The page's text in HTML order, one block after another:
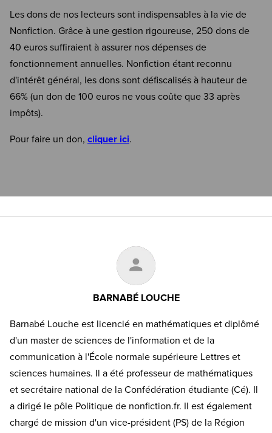
Les dons de nos lecteurs sont indispensables à la vie de
Nonfiction. Grâce à une gestion rigoureuse, 250 dons de
40 euros suffiraient à assurer nos dépenses de
fonctionnement annuelles. Nonfiction étant reconnu
d'intérêt général, les dons sont défiscalisés à hauteur de
66% (un don de 100 euros ne vous coûte que 33 après
impôts).
Pour faire un don, cliquer ici.
BARNABÉ LOUCHE
Barnabé Louche est licencié en mathématiques et diplômé
d'un master de sciences de l'information et de la
communication à l'École normale supérieure Lettres et
sciences humaines. Il a été professeur de mathématiques
et secrétaire national de la Confédération étudiante (Cé). Il
a dirigé le pôle Politique de nonfiction.fr. Il est également
chargé de mission d'un vice-président (PS) de la Région